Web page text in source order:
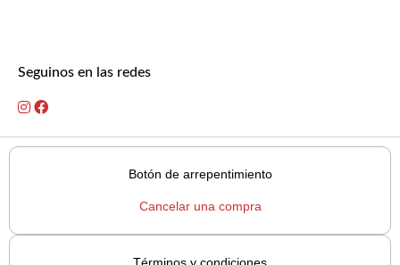
Seguinos en las redes
Botón de arrepentimiento
Cancelar una compra